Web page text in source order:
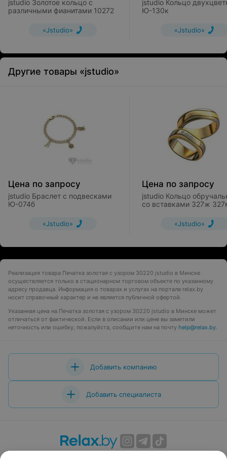
jstudio Золотое кольцо с
различными фианитами 10272
«Jstudio»
jstudio Кольцо
Ю-130к
«Jstudio»
Другие товары «jstudio»
Цена по запросу
jstudio Браслет с подвесками
Ю-074б
«Jstudio»
Цена по запросу
jstudio Кольцо обручальное
со вставками 327ж
«Jstudio»
Реализация товара Печатка золотая с узором 30220 jstudio в Минске
осуществляется только в стационарном торговом объекте по указанному
адресу продавца. Информация о товарах и услугах на портале relax.by
носит справочный характер и не является публичной офертой.
Указанная цена на Печатка золотая с узором 30220 jstudio в Минске может
отличаться от фактической. Если в описании или цене вы заметили
неточность или ошибку, пожалуйста, сообщите нам на почту help@relax.by.
Добавить компанию
Добавить специалиста